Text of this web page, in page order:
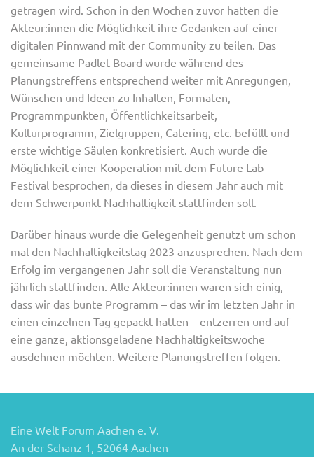
getragen wird. Schon in den Wochen zuvor hatten die
Akteur:innen die Möglichkeit ihre Gedanken auf einer
digitalen Pinnwand mit der Community zu teilen. Das
gemeinsame Padlet Board wurde während des
Planungstreffens entsprechend weiter mit Anregungen,
Wünschen und Ideen zu Inhalten, Formaten,
Programmpunkten, Öffentlichkeitsarbeit,
Kulturprogramm, Zielgruppen, Catering, etc. befüllt und
erste wichtige Säulen konkretisiert. Auch wurde die
Möglichkeit einer Kooperation mit dem Future Lab
Festival besprochen, da dieses in diesem Jahr auch mit
dem Schwerpunkt Nachhaltigkeit stattfinden soll.
Darüber hinaus wurde die Gelegenheit genutzt um schon
mal den Nachhaltigkeitstag 2023 anzusprechen. Nach dem
Erfolg im vergangenen Jahr soll die Veranstaltung nun
jährlich stattfinden. Alle Akteur:innen waren sich einig,
dass wir das bunte Programm – das wir im letzten Jahr in
einen einzelnen Tag gepackt hatten – entzerren und auf
eine ganze, aktionsgeladene Nachhaltigkeitswoche
ausdehnen möchten. Weitere Planungstreffen folgen.
Eine Welt Forum Aachen e. V.
An der Schanz 1, 52064 Aachen